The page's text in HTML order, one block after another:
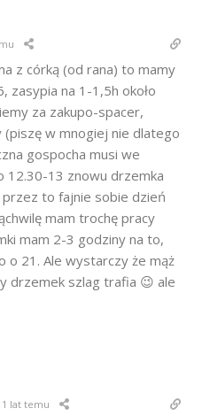
z córką (od rana) to mamy
zasypia na 1-1,5h około
za zakupo-spacer,
w mnogiej nie dlatego
gospocha musi we
12.30-13 znowu drzemka
przez to fajnie sobie dzień
mam trochę pracy
mam 2-3 godziny na to,
o 21. Ale wystarczy że mąż
drzemek szlag trafia 😉 ale
lat temu